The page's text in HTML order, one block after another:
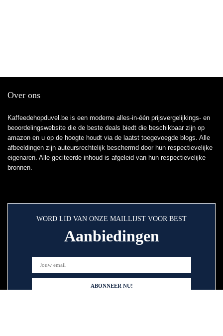
Over ons
Kaffeedehopduvel.be is een moderne alles-in-één prijsvergelijkings- en
beoordelingswebsite die de beste deals biedt die beschikbaar zijn op
amazon en u op de hoogte houdt via de laatst toegevoegde blogs. Alle
afbeeldingen zijn auteursrechtelijk beschermd door hun respectievelijke
eigenaren. Alle geciteerde inhoud is afgeleid van hun respectievelijke
bronnen.
WORD LID VAN ONZE MAILLIJST VOOR BEST
Aanbiedingen